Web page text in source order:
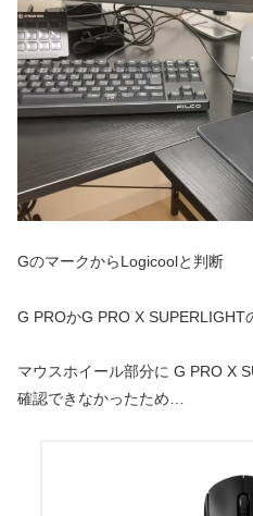
GのマークからLogicoolと判断
G PROかG PRO X SUPERLIGHT
マウスホイール部分に G PRO X
確認できなかったため…